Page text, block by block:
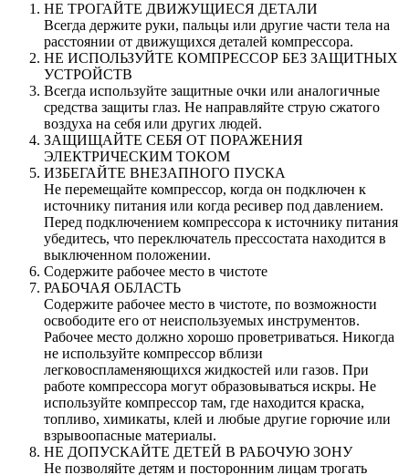
НЕ ТРОГАЙТЕ ДВИЖУЩИЕСЯ ДЕТАЛИ
Всегда держите руки, пальцы или другие части тела на
расстоянии от движущихся деталей компрессора.
НЕ ИСПОЛЬЗУЙТЕ КОМПРЕССОР БЕЗ ЗАЩИТНЫХ
УСТРОЙСТВ
Всегда используйте защитные очки или аналогичные
средства защиты глаз. Не направляйте струю сжатого
воздуха на себя или других людей.
ЗАЩИЩАЙТЕ СЕБЯ ОТ ПОРАЖЕНИЯ
ЭЛЕКТРИЧЕСКИМ ТОКОМ
ИЗБЕГАЙТЕ ВНЕЗАПНОГО ПУСКА
Не перемещайте компрессор, когда он подключен к
источнику питания или когда ресивер под давлением.
Перед подключением компрессора к источнику питания
убедитесь, что переключатель прессостата находится в
выключенном положении.
Содержите рабочее место в чистоте
РАБОЧАЯ ОБЛАСТЬ
Содержите рабочее место в чистоте, по возможности
освободите его от неиспользуемых инструментов.
Рабочее место должно хорошо проветриваться. Никогда
не используйте компрессор вблизи
легковоспламеняющихся жидкостей или газов. При
работе компрессора могут образовываться искры. Не
используйте компрессор там, где находится краска,
топливо, химикаты, клей и любые другие горючие или
взрывоопасные материалы.
НЕ ДОПУСКАЙТЕ ДЕТЕЙ В РАБОЧУЮ ЗОНУ
Не позволяйте детям и посторонним лицам трогать